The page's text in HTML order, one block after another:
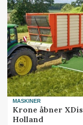
MASKINER
Krone åbner
Holland